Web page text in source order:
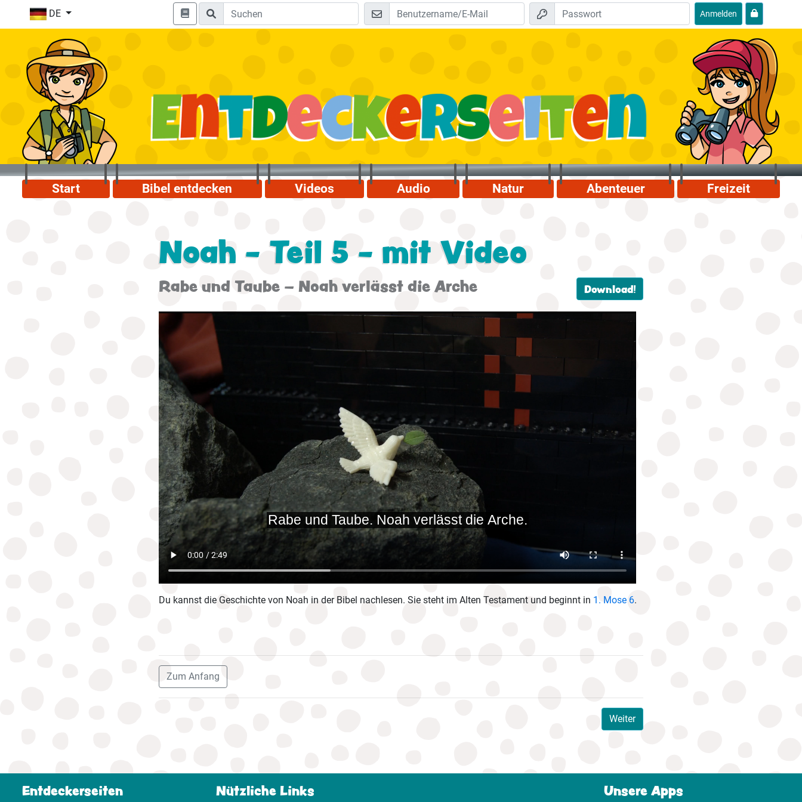
DE Anmelden
Start Bibel entdecken Videos Audio Natur Abenteuer Freizeit
Noah - Teil 5 - mit Video
Rabe und Taube – Noah verlässt die Arche Download!
Du kannst die Geschichte von Noah in der Bibel nachlesen. Sie steht im Alten Testament und beginnt in 1. Mose 6.
Zum Anfang
Weiter
Entdeckerseiten Nützliche Links Unsere Apps